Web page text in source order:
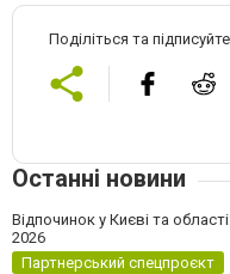
Поділіться та
Останні новини
Відпочинок у Києві та
2026
Партнерський спецпроєкт